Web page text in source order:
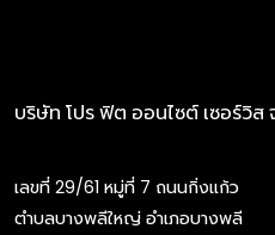
รถยนต์จากโรงงาน (OEM) กับ
บริษัท โปร ฟิต ออนไซต์ เซอร์วิส
เลขที่ 29/61 หมู่ที่ 7 ถนนกิ่งแก้ว
ตำบลบางพลีใหญ่ อำเภอบางพลี